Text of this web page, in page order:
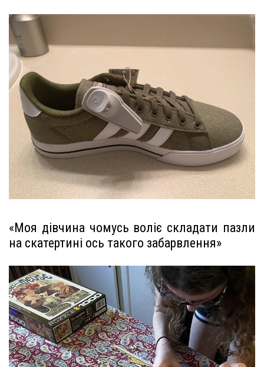
«Моя дівчина чомусь воліє складати пазли
на скатертині ось такого забарвлення»